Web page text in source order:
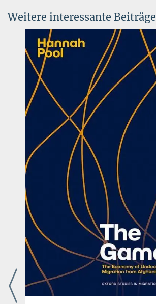
Weitere interessante Beiträge